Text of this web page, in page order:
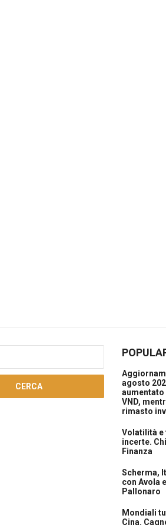
agosto
aumentato
VND,
rimasto
Volatilità e
incerte.
Finanza
Scherma,
con Avola
Pallonaro
Mondiali
Cina.